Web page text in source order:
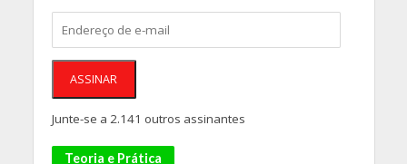
de
e-
ASSINAR
Junte-se a 2.141 outros assinantes
Teoria e Prática